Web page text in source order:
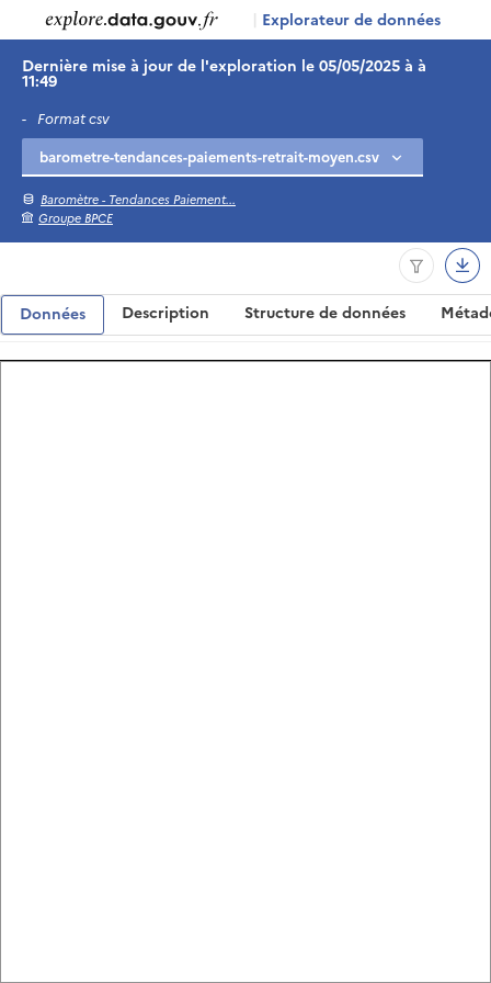
| Explorateur de données
Dernière mise à jour de l'exploration le 05/05/2025 à à
11:49
- Format csv
Baromètre - Tendances Paiement...
Groupe BPCE
Données Description Structure de données